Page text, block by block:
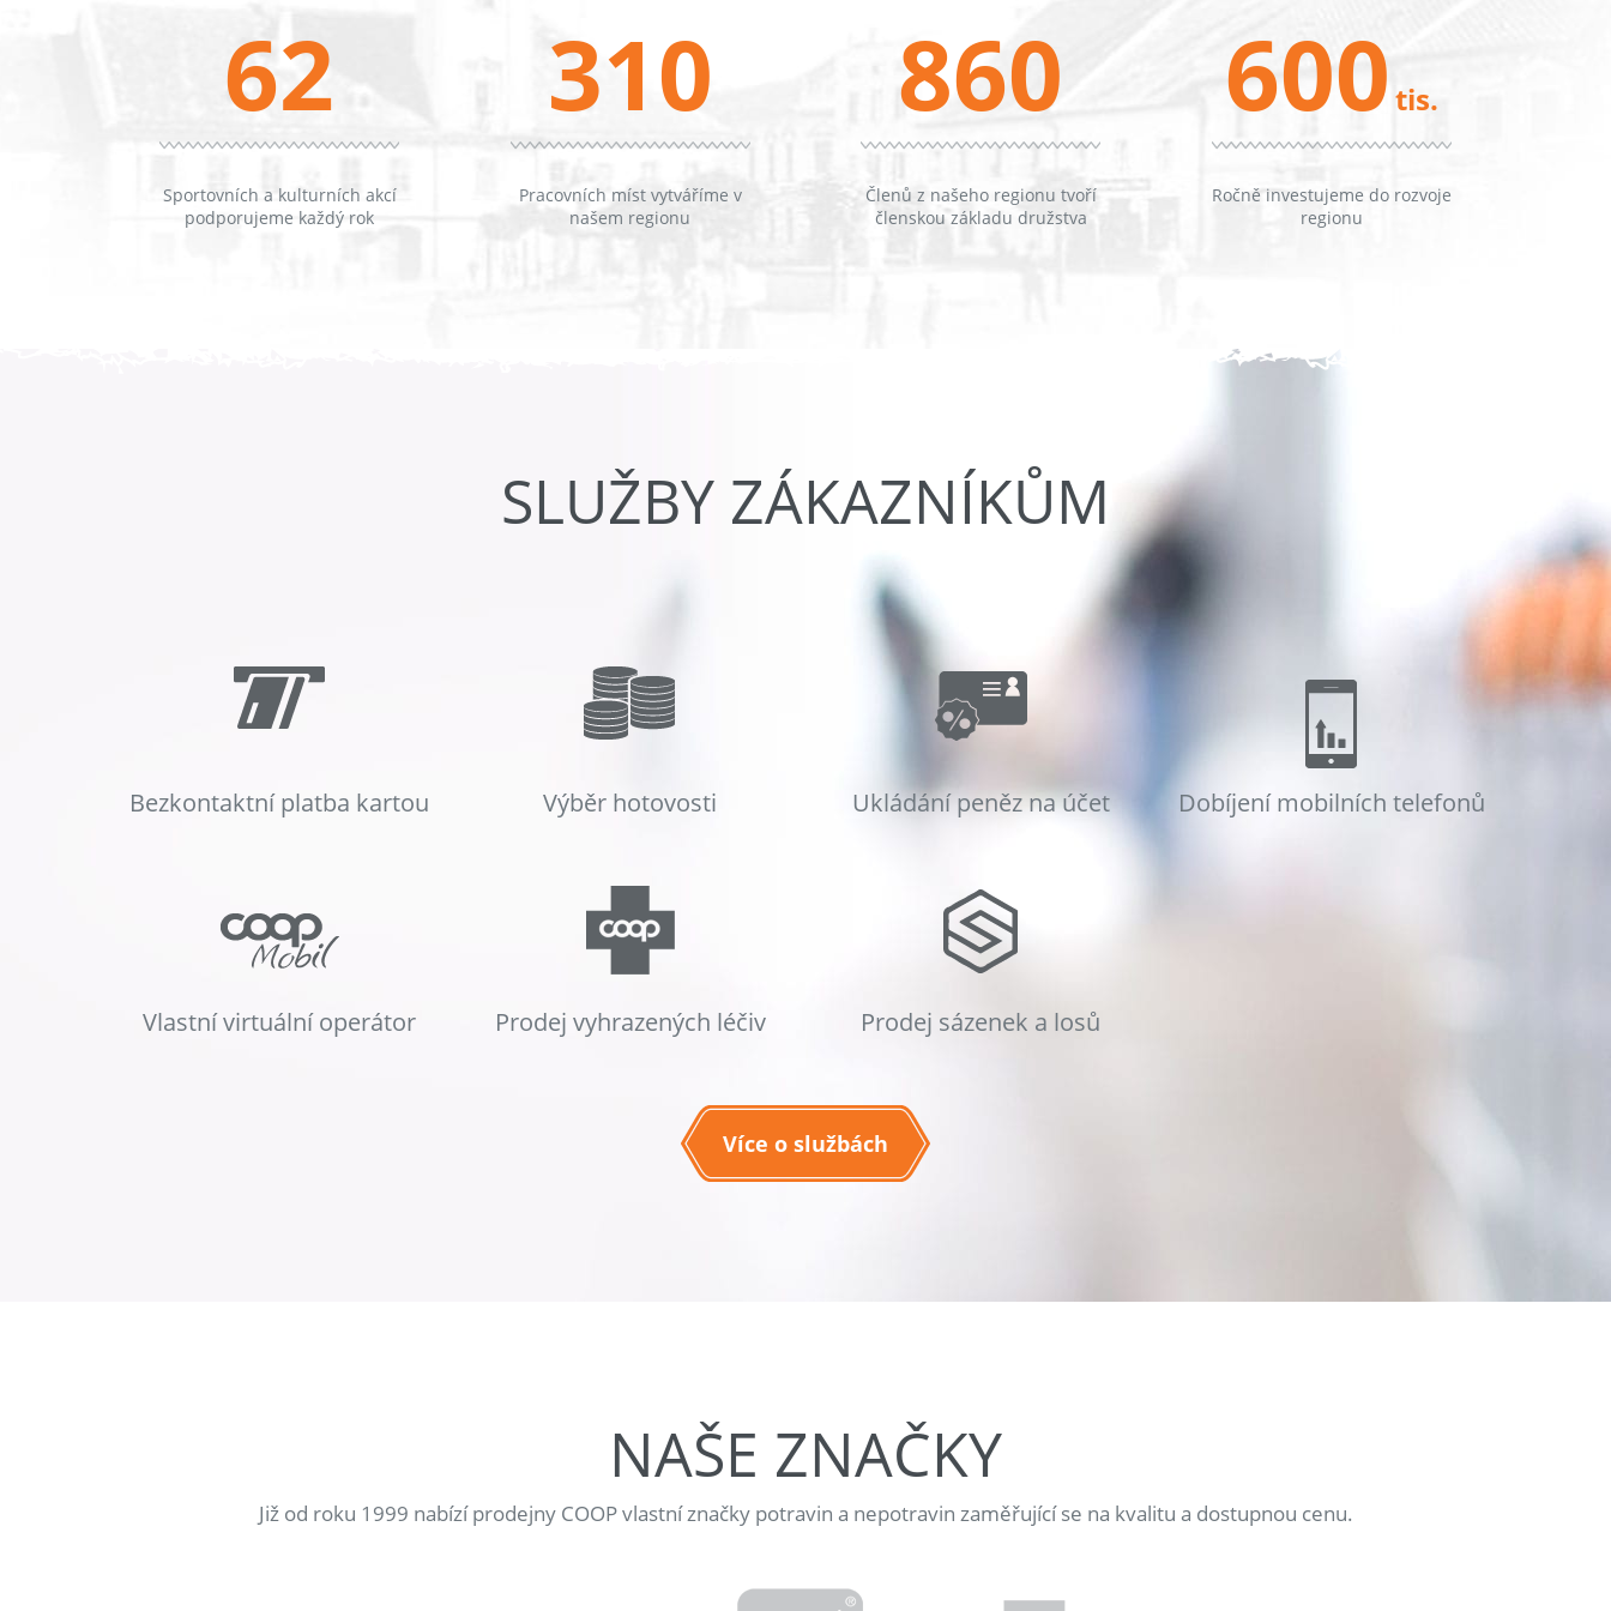
62
Sportovních a kulturních akcí
podporujeme každý rok
310
Pracovních míst vytváříme v
našem regionu
860
Členů z našeho regionu tvoří
členskou základu družstva
600 tis.
Ročně investujeme do rozvoje
regionu
SLUŽBY ZÁKAZNÍKŮM
Bezkontaktní platba kartou Výběr hotovosti Ukládání peněz na účet Dobíjení mobilních telefonů
Vlastní virtuální operátor Prodej vyhrazených léčiv Prodej sázenek a losů
Více o službách
NAŠE ZNAČKY
Již od roku 1999 nabízí prodejny COOP vlastní značky potravin a nepotravin zaměřující se na kvalitu a dostupnou cenu.